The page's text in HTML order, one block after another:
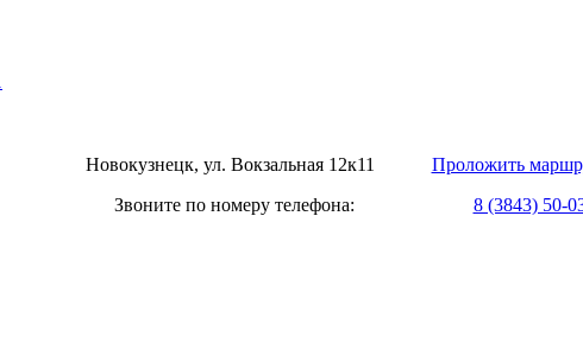
Новокузнецк, ул. Вокзальная 12к11 Проложить
Звоните по номеру телефона: 8 (3843) 50-